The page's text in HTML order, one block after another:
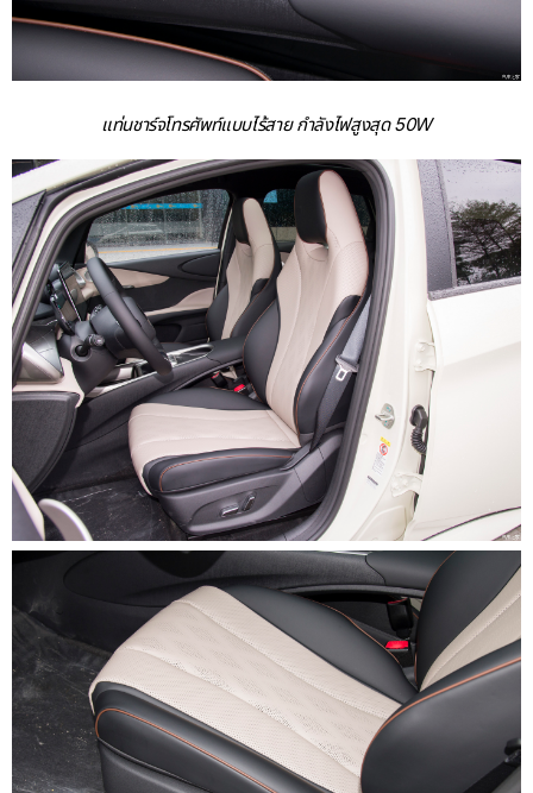
แท่นชาร์จโทรศัพท์แบบไร้สาย กำลังไฟสูงสุด 50W